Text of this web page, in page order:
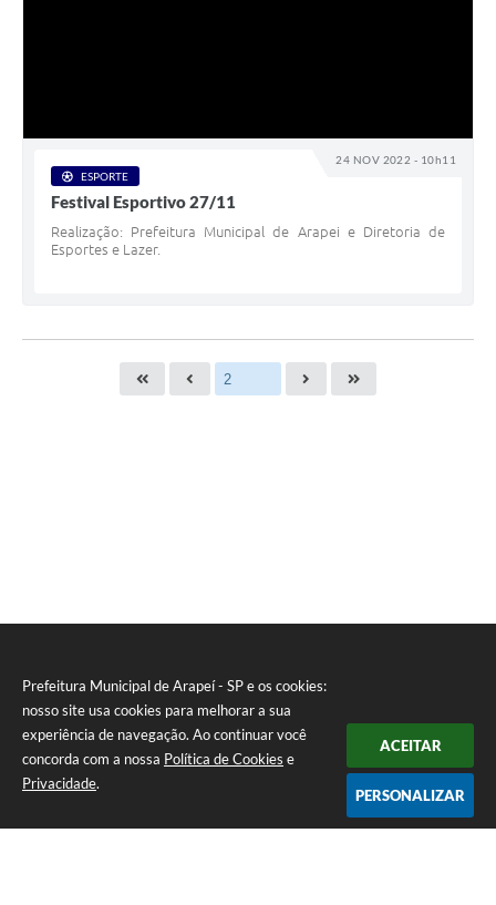
Prefeitura Municipal de Arapeí - SP e os cookies:
nosso site usa cookies para melhorar a sua
experiência de navegação. Ao continuar você
concorda com a nossa Política de Cookies e
Privacidade.
ACEITAR
PERSONALIZAR
24 NOV 2022 - 10h11
ESPORTE
Festival Esportivo 27/11
Realização: Prefeitura Municipal de Arapei e Diretoria de
Esportes e Lazer.